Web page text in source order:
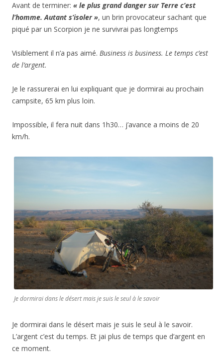
Avant de terminer: « le plus grand danger sur Terre c’est
l’homme. Autant s’isoler », un brin provocateur sachant que
piqué par un Scorpion je ne survivrai pas longtemps
Visiblement il n’a pas aimé. Business is business. Le temps c’est
de l’argent.
Je le rassurerai en lui expliquant que je dormirai au prochain
campsite, 65 km plus loin.
Impossible, il fera nuit dans 1h30… j’avance a moins de 20
km/h.
Je dormirai dans le désert mais je suis le seul à le savoir
Je dormirai dans le désert mais je suis le seul à le savoir.
L’argent c’est du temps. Et jai plus de temps que d’argent en
ce moment.